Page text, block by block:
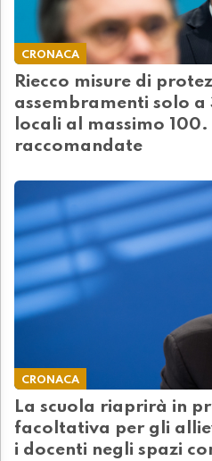
CRONACA
Riecco misure di
assembramenti solo a
locali al massimo 100.
raccomandate
CRONACA
La scuola riaprirà in
facoltativa per gli
i docenti negli spazi